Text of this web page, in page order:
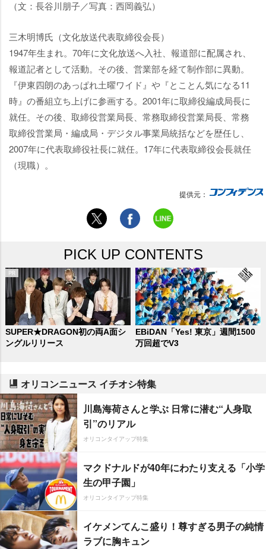
（文：長谷川朋子／写真：西岡義弘）
三木明博氏（文化放送代表取締役会長）
1947年生まれ。70年に文化放送へ入社、報道部に配属され、
報道記者として活動。その後、営業部を経て制作部に異動。
『伊東四朗のあっぱれ土曜ワイド』や『とことん気になる11
時』の番組立ち上げに参画する。2001年に取締役編成局長に
就任。その後、取締役営業局長、常務取締役営業局長、常務
取締役営業局・編成局・デジタル事業局統括などを歴任し、
2007年に代表取締役社長に就任。17年に代表取締役会長就任
（現職）。
提供元：
PICK UP CONTENTS
SUPER★DRAGON初の両A面シ
ングルリリース
EBiDAN「Yes! 東京」週間1500
万回超でV3
オリコンニュース イチオシ特集
川島海荷さんと学ぶ 日常に潜む“人身取
引”のリアル
オリコンタイアップ特集
マクドナルドが40年にわたり支える「小学
生の甲子園」
オリコンタイアップ特集
イケメンてんこ盛り！尊すぎる男子の純情
ラブに胸キュン